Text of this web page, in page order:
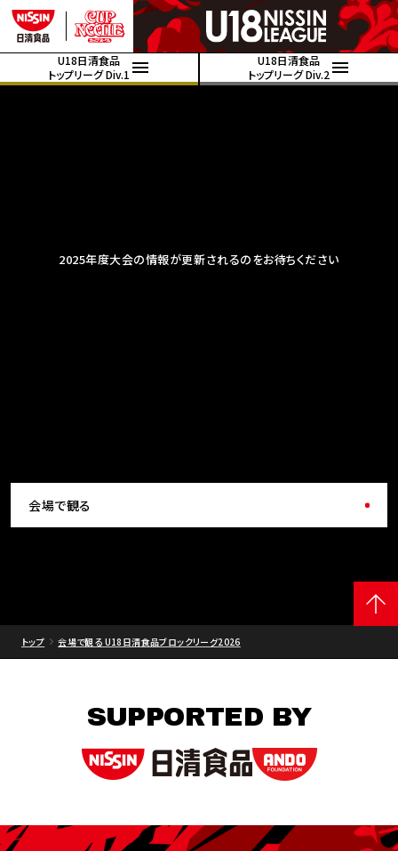
U18日清食品
トップリーグ Div.1
U18日清食品
トップリーグ Div.2
2025年度大会の情報が更新されるのをお待ちください
会場で観る
トップ 会場で観る U18日清食品ブロックリーグ2026
SUPPORTED BY